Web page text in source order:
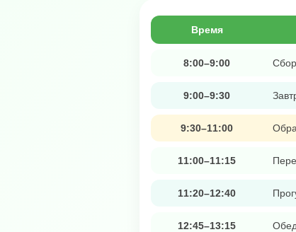
Время
8:00–9:00
9:00–9:30
9:30–11:00
11:00–11:15
11:20–12:40
12:45–13:15 Обед